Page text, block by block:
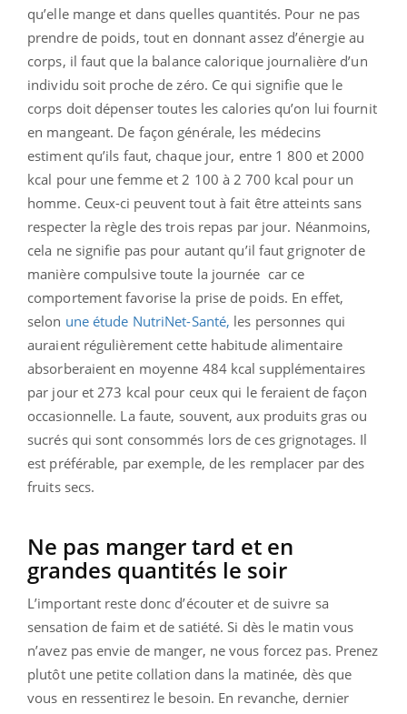
qu’elle mange et dans quelles quantités. Pour ne pas
prendre de poids, tout en donnant assez d’énergie au
corps, il faut que la balance calorique journalière d’un
individu soit proche de zéro. Ce qui signifie que le
corps doit dépenser toutes les calories qu’on lui fournit
en mangeant. De façon générale, les médecins
estiment qu’ils faut, chaque jour, entre 1 800 et 2000
kcal pour une femme et 2 100 à 2 700 kcal pour un
homme. Ceux-ci peuvent tout à fait être atteints sans
respecter la règle des trois repas par jour. Néanmoins,
cela ne signifie pas pour autant qu’il faut grignoter de
manière compulsive toute la journée car ce
comportement favorise la prise de poids. En effet,
selon une étude NutriNet-Santé, les personnes qui
auraient régulièrement cette habitude alimentaire
absorberaient en moyenne 484 kcal supplémentaires
par jour et 273 kcal pour ceux qui le feraient de façon
occasionnelle. La faute, souvent, aux produits gras ou
sucrés qui sont consommés lors de ces grignotages. Il
est préférable, par exemple, de les remplacer par des
fruits secs.
Ne pas manger tard et en
grandes quantités le soir
L’important reste donc d’écouter et de suivre sa
sensation de faim et de satiété. Si dès le matin vous
n’avez pas envie de manger, ne vous forcez pas. Prenez
plutôt une petite collation dans la matinée, dès que
vous en ressentirez le besoin. En revanche, dernier